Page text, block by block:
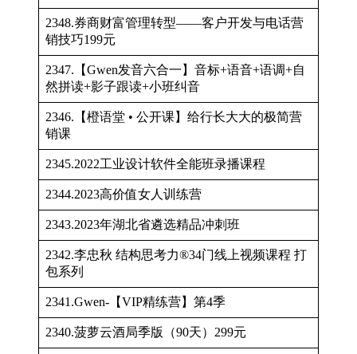
2348.券商财富管理转型——客户开发与电话营
销技巧199元
2347.【Gwen发音六合一】音标+语音+语调+自
然拼读+影子跟读+小班纠音
2346.【橙语堂 • 公开课】给行长大大的极简营
销课
2345.2022工业设计软件全能班录播课程
2344.2023高价值女人训练营
2343.2023年湖北省遴选精品冲刺班
2342.李忠秋 结构思考力®34门线上视频课程 打
包系列
2341.Gwen-【VIP精练营】第4季
2340.菠萝云酒局季版（90天）299元